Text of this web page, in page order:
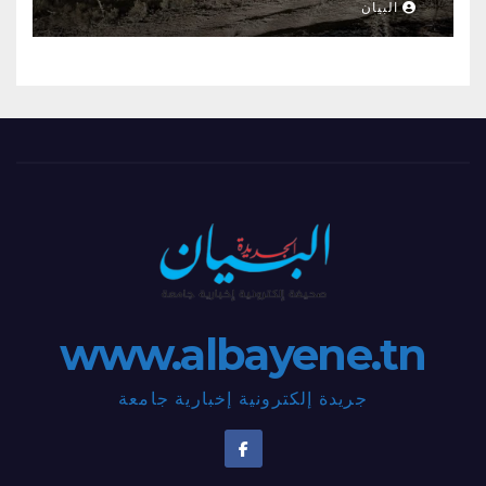
البيان
www.albayene.tn
جريدة إلكترونية إخبارية جامعة